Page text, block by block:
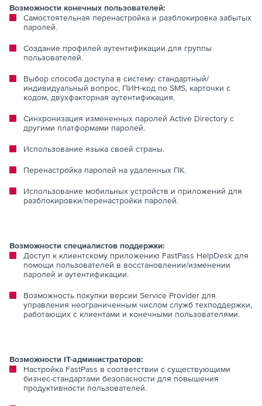
Возможности конечных пользователей:
Самостоятельная перенастройка и разблокировка забытых
паролей.
Создание профилей аутентификации для группы
пользователей.
Выбор способа доступа в систему: стандартный/
индивидуальный вопрос, ПИН-код по SMS, карточки с
кодом, двухфакторная аутентификация.
Синхронизация измененных паролей Active Directory с
другими платформами паролей.
Использование языка своей страны.
Перенастройка паролей на удаленных ПК.
Использование мобильных устройств и приложений для
разблокировки/перенастройки паролей.
Возможности специалистов поддержки:
Доступ к клиентскому приложению FastPass HelpDesk для
помощи пользователей в восстановлении/изменении
паролей и аутентификации.
Возможность покупки версии Service Provider для
управления неограниченным числом служб техподдержки,
работающих с клиентами и конечными пользователями.
Возможности IT-администраторов:
Настройка FastPass в соответствии с существующими
бизнес-стандартами безопасности для повышения
продуктивности пользователей.